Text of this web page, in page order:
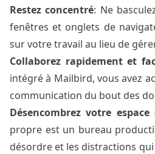
Restez concentré: Ne
fenêtres et onglets de
sur votre travail au lieu de
Collaborez rapidement et
intégré à Mailbird, vous avez
communication du bout des
Désencombrez votre
propre est un bureau
désordre et les distractions